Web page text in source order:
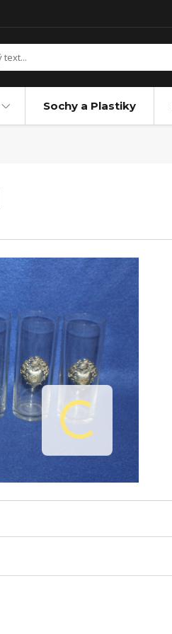
Sochy a Plastiky